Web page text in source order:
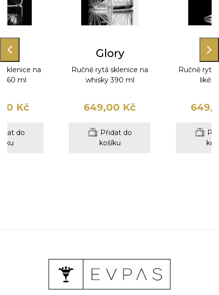
sklenice na
60 ml
Kč
do
Glory
Ručně rytá sklenice na
whisky 390 ml
649,00 Kč
Přidat do
košíku
Ručně rytá
likér
Rowan